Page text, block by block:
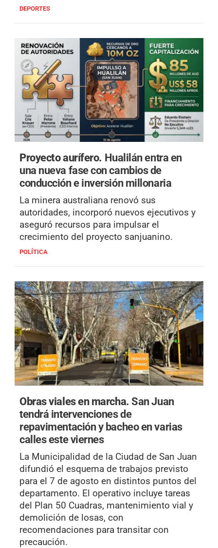
DEPORTES
Proyecto aurífero. Hualilán entra en
una nueva fase con cambios de
conducción e inversión millonaria
La minera australiana renovó sus
autoridades, incorporó nuevos ejecutivos y
aseguró recursos para impulsar el
crecimiento del proyecto sanjuanino.
POLÍTICA
Obras viales en marcha.San Juan
tendrá intervenciones de
repavimentación y bacheo en varias
calles este viernes
La Municipalidad de la Ciudad de San Juan
difundió el esquema de trabajos previsto
para el 7 de agosto en distintos puntos del
departamento. El operativo incluye tareas
del Plan 50 Cuadras, mantenimiento vial y
demolición de losas, con
recomendaciones para transitar con
precaución.